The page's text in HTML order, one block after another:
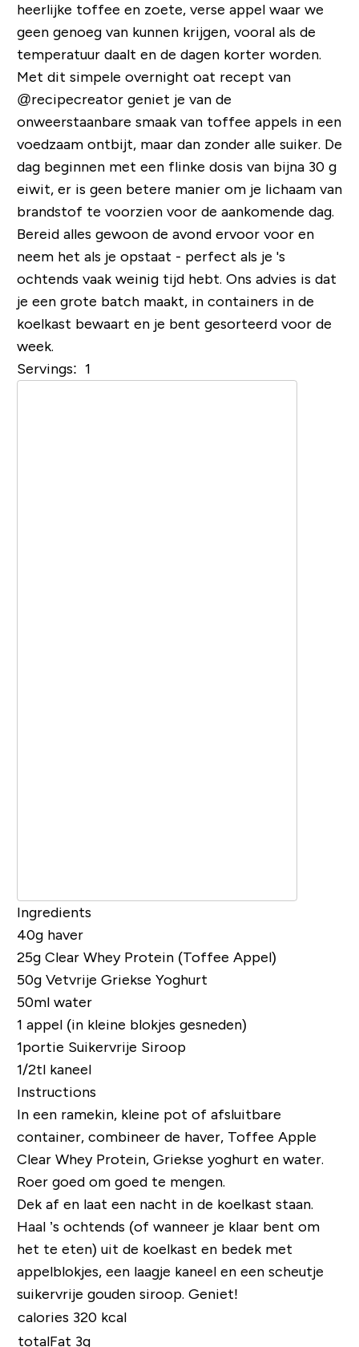
heerlijke toffee en zoete, verse appel waar we
geen genoeg van kunnen krijgen, vooral als de
temperatuur daalt en de dagen korter worden.
Met dit simpele overnight oat recept van
@recipecreator geniet je van de
onweerstaanbare smaak van toffee appels in een
voedzaam ontbijt, maar dan zonder alle suiker. De
dag beginnen met een flinke dosis van bijna 30 g
eiwit, er is geen betere manier om je lichaam van
brandstof te voorzien voor de aankomende dag.
Bereid alles gewoon de avond ervoor voor en
neem het als je opstaat - perfect als je 's
ochtends vaak weinig tijd hebt. Ons advies is dat
je een grote batch maakt, in containers in de
koelkast bewaart en je bent gesorteerd voor de
week.
Servings: 1
Ingredients
40g haver
25gClear Whey Protein (Toffee Appel)
50g Vetvrije Griekse Yoghurt
50ml water
1 appel (in kleine blokjes gesneden)
1portie Suikervrije Siroop
1/2tl kaneel
Instructions
In een ramekin, kleine pot of afsluitbare
container, combineer de haver, Toffee Apple
Clear Whey Protein, Griekse yoghurt en water.
Roer goed om goed te mengen.
Dek af en laat een nacht in de koelkast staan.
Haal ’s ochtends (of wanneer je klaar bent om
het te eten) uit de koelkast en bedek met
appelblokjes, een laagje kaneel en een scheutje
suikervrije gouden siroop. Geniet!
calories 320 kcal
totalFat 3g